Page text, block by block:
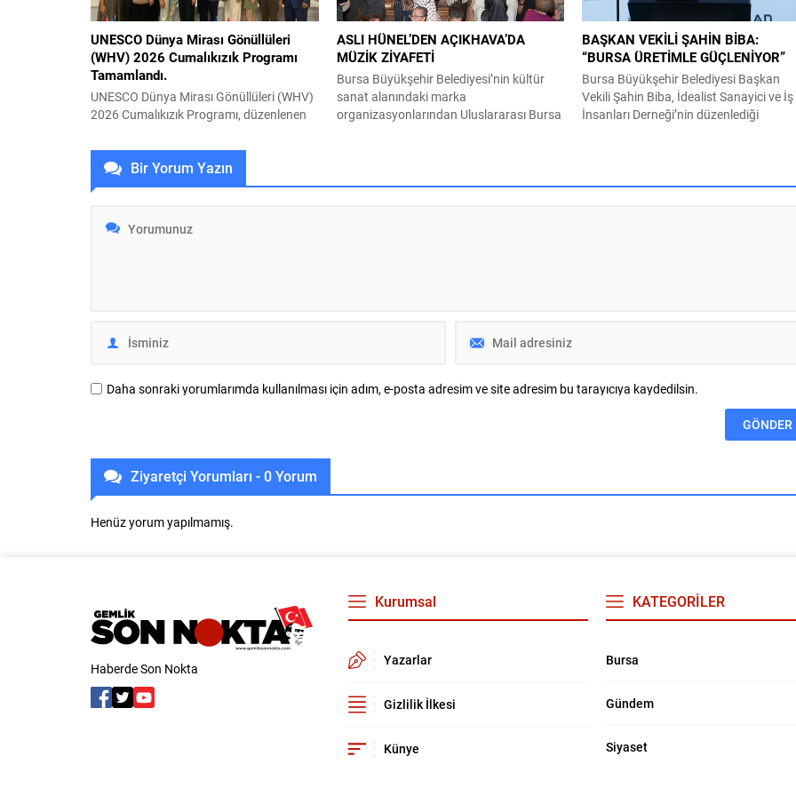
doğrultusunda gıda politikalarına yönelik
çalışmalarını kararlılıkla...
UNESCO Dünya Mirası Gönüllüleri
(WHV) 2026 Cumalıkızık Programı
Tamamlandı.
UNESCO Dünya Mirası Gönüllüleri (WHV)
2026 Cumalıkızık Programı, düzenlenen
tamamlandı. Yerel toplumun psikolojik iyi
oluşunu kültürel mirasın
sürdürülebilirliğiyle birlikte ele alan
çalışmalar, saha araştırmaları ve
gönüllülük faaliyetlerini bir araya getirdi.
ASLI HÜNEL’DEN AÇIKHAVA’DA
MÜZİK ZİYAFETİ
Bursa Büyükşehir Belediyesi’nin kültür
sanat alanındaki marka
organizasyonlarından Uluslararası Bursa
Bursa Kültür Sanat ve Turizm Vakfı
BAŞKAN VEKİLİ ŞAHİN BİBA:
“BURSA ÜRETİMLE GÜÇLENİYOR”
Bursa Büyükşehir Belediyesi Başkan
Vekili Şahin Biba, İdealist Sanayici ve İş
İnsanları Derneği’nin düzenlediği
Sanayici ve İş İnsanları Derneği (İSİAD)
Bir Yorum Yazın
Daha sonraki yorumlarımda kullanılması için adım, e-posta adresim ve site adresim bu tarayıcıya kaydedilsin.
Ziyaretçi Yorumları - 0 Yorum
Henüz yorum yapılmamış.
Haberde Son Nokta
Kurumsal
Yazarlar
Gizlilik İlkesi
Künye
KATEGORİLER
Bursa
Gündem
Siyaset